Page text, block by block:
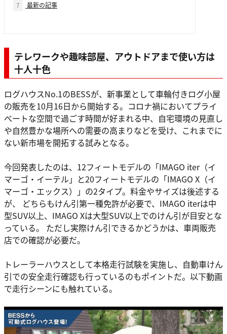
7
最新の記事
テレワークや趣味部屋、アウトドアまで使い方は
十人十色
ログハウスNo.1のBESSが、新事業として車輪付きログ小屋
の販売を10月16日から開始する。コロナ禍においてプライ
べートな空間で過ごす時間が好まれる中、自宅環境の見直し
や自然豊かな場所への需要の高まりなどを受け、これまでに
ない新市場を開拓する試みとなる。
今回発表したのは、12フィートモデルの「IMAGO iter（イ
マーゴ・イーテル」と20フィートモデルの「IMAGO X（イ
マーゴ・エックス）」の2タイプ。料金やサイズは後述する
が、 どちらもけん引第一種免許が必要で、IMAGO iterは中
型SUV以上、IMAGO Xは大型SUV以上でのけん引が目安とな
っている。 ただし実際けん引できるかどうかは、車両販売
店での確認が必要だ。
トレーラーハウスとして本格走行試験を実施し、自動車けん
引での安全走行確認も行っているのもポイントだ。以下動画
で走行シーンにも触れている。